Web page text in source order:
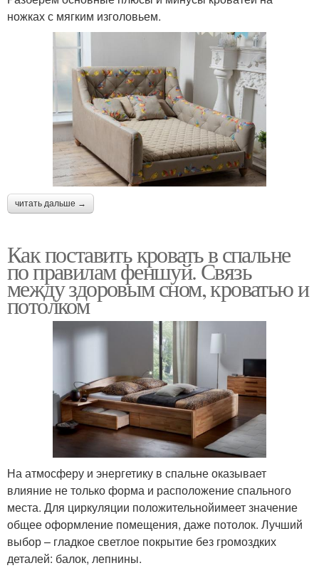
ножках с мягким изголовьем.
читать дальше →
Как поставить кровать в спальне
по правилам феншуй. Связь
между здоровым сном, кроватью и
потолком
На атмосферу и энергетику в спальне оказывает
влияние не только форма и расположение спального
места. Для циркуляции положительнойимеет значение
общее оформление помещения, даже потолок. Лучший
выбор – гладкое светлое покрытие без громоздких
деталей: балок, лепнины.